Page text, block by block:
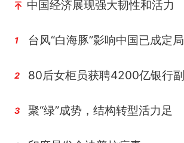
中国经济展现强大韧性和活力
1 台风“白海豚”影响中国已成定局
2
3 聚“绿”成势，结构转型活力足